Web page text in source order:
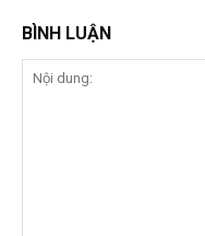
BÌNH LUẬN